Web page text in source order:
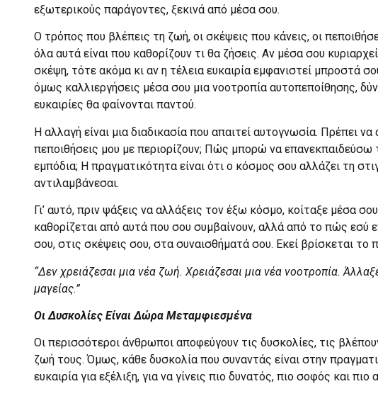
εξωτερικούς παράγοντες, ξεκινά από μέσα σου.
Ο τρόπος που βλέπεις τη ζωή, οι σκέψεις που κάνεις, οι
όλα αυτά είναι που καθορίζουν τι θα ζήσεις. Αν μέσα σου
σκέψη, τότε ακόμα κι αν η τέλεια ευκαιρία εμφανιστεί μπροστά
όμως καλλιεργήσεις μέσα σου μια νοοτροπία αυτοπεποίθησης,
ευκαιρίες θα φαίνονται παντού.
Η αλλαγή είναι μια διαδικασία που απαιτεί αυτογνωσία. Πρέπει
πεποιθήσεις μου με περιορίζουν; Πώς μπορώ να επανεκπαιδεύσω
εμπόδια; Η πραγματικότητα είναι ότι ο κόσμος σου αλλάζει τη
αντιλαμβάνεσαι.
Γι’ αυτό, πριν ψάξεις να αλλάξεις τον έξω κόσμο, κοίταξε μέσα
καθορίζεται από αυτά που σου συμβαίνουν, αλλά από το πώς εσύ
σου, στις σκέψεις σου, στα συναισθήματά σου. Εκεί βρίσκεται το
“Δεν χρειάζεσαι μια νέα ζωή. Χρειάζεσαι μια νέα νοοτροπία.
μαγείας.”
Οι Δυσκολίες Είναι Δώρα Μεταμφιεσμένα
Οι περισσότεροι άνθρωποι αποφεύγουν τις δυσκολίες, τις
ζωή τους. Όμως, κάθε δυσκολία που συναντάς είναι στην
ευκαιρία για εξέλιξη, για να γίνεις πιο δυνατός, πιο σοφός και πιο